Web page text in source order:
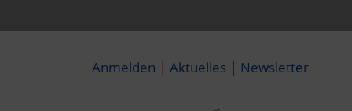
Anmelden | Aktuelles | Newsletter